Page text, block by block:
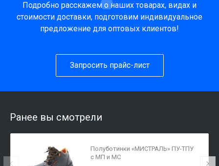
Подробно расскажем о наших товарах, видах и
стоимости доставки, подготовим индивидуальное
предложение для оптовых клиентов!
Запросить прайс-лист
Ранее вы смотрели
Полуботинки «МИСТРАЛЬ» ПУ-ТПУ
с МП и МС